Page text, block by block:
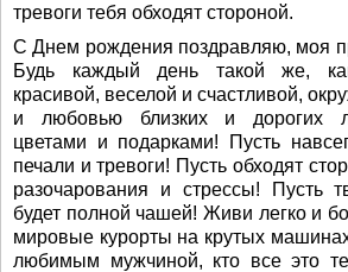
тревоги тебя обходят стороной.
С Днем рождения поздравляю, моя
Будь каждый день такой же,
красивой, веселой и счастливой,
и любовью близких и дорогих
цветами и подарками! Пусть
печали и тревоги! Пусть обходят
разочарования и стрессы! Пусть
будет полной чашей! Живи легко и
мировые курорты на крутых
любимым мужчиной, кто все это